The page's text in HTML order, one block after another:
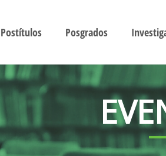
Postítulos Posgrados